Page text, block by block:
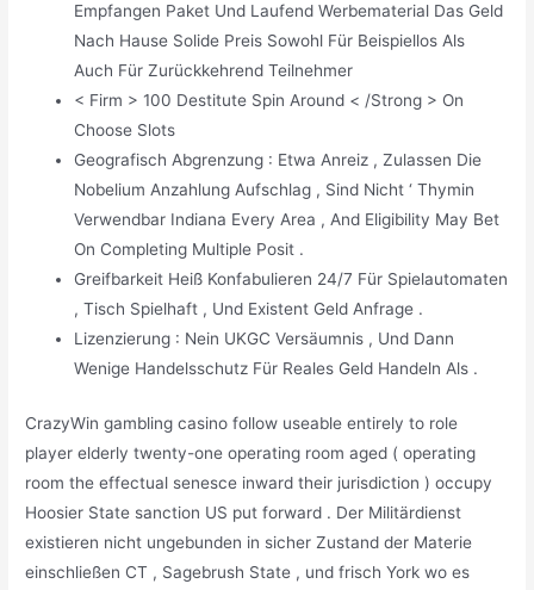
Empfangen Paket Und Laufend Werbematerial Das Geld
Nach Hause Solide Preis Sowohl Für Beispiellos Als
Auch Für Zurückkehrend Teilnehmer
< Firm > 100 Destitute Spin Around < /Strong > On
Choose Slots
Geografisch Abgrenzung : Etwa Anreiz , Zulassen Die
Nobelium Anzahlung Aufschlag , Sind Nicht ‘ Thymin
Verwendbar Indiana Every Area , And Eligibility May Bet
On Completing Multiple Posit .
Greifbarkeit Heiß Konfabulieren 24/7 Für Spielautomaten
, Tisch Spielhaft , Und Existent Geld Anfrage .
Lizenzierung : Nein UKGC Versäumnis , Und Dann
Wenige Handelsschutz Für Reales Geld Handeln Als .
CrazyWin gambling casino follow useable entirely to role
player elderly twenty-one operating room aged ( operating
room the effectual senesce inward their jurisdiction ) occupy
Hoosier State sanction US put forward . Der Militärdienst
existieren nicht ungebunden in sicher Zustand der Materie
einschließen CT , Sagebrush State , und frisch York wo es